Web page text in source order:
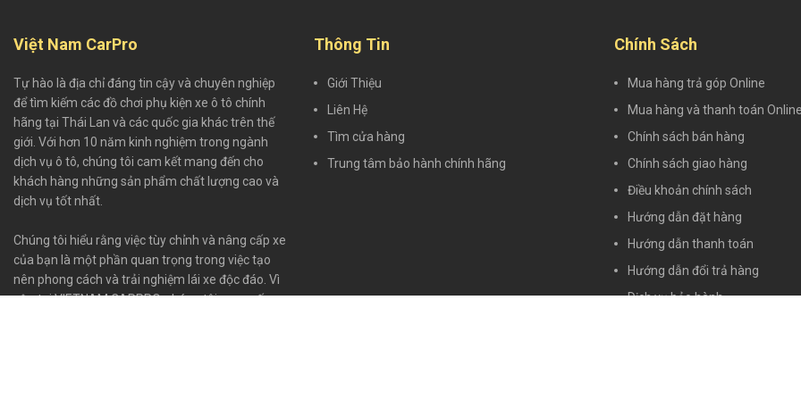
Việt Nam CarPro
Tự hào là địa chỉ đáng tin cậy và chuyên nghiệp
để tìm kiếm các đồ chơi phụ kiện xe ô tô chính
hãng tại Thái Lan và các quốc gia khác trên thế
giới. Với hơn 10 năm kinh nghiệm trong ngành
dịch vụ ô tô, chúng tôi cam kết mang đến cho
khách hàng những sản phẩm chất lượng cao và
dịch vụ tốt nhất.
Chúng tôi hiểu rằng việc tùy chỉnh và nâng cấp xe
của bạn là một phần quan trọng trong việc tạo
nên phong cách và trải nghiệm lái xe độc đáo. Vì
vậy, tại VIETNAM CARPRO, chúng tôi cung cấp
Thông Tin
Giới Thiệu
Liên Hệ
Tìm cửa hàng
Trung tâm bảo hành chính hãng
Chính Sách
Mua hàng trả góp Online
Mua hàng và thanh toán
Chính sách bán hàng
Chính sách giao hàng
Điều khoản chính sách
Hướng dẫn đặt hàng
Hướng dẫn thanh toán
Hướng dẫn đổi trả hàng
Dịch vụ bảo hành